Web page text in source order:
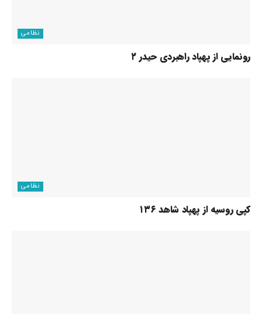
نظامی
رونمایی از پهپاد راهبردی حیدر ۲
نظامی
کپی روسیه از پهپاد شاهد ۱۳۶